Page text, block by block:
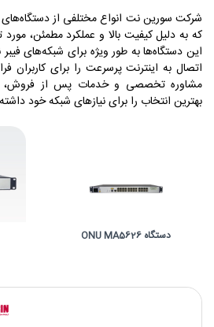
که به دلیل کیفیت بالا و عملکرد مطمئن، مورد
این دستگاه‌ها به طور ویژه برای شبکه‌های
اتصال به اینترنت پرسرعت را برای کاربران
مشاوره تخصصی و خدمات پس از فروش،
بهترین انتخاب را برای نیازهای شبکه خود
دستگاه ONU MA5626